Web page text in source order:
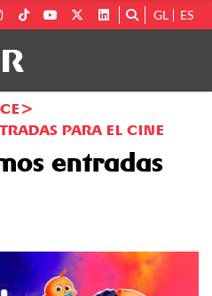
GL ES
PARA EL CINE
entradas